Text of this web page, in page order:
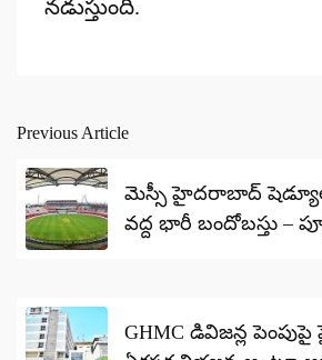
నడుస్తుంది.
Post
navigation
Previous Article
మెస్సీ హైదరాబాద్
వద్ద భారీ బందోబస్తు –
GHMC డివిజన్ల